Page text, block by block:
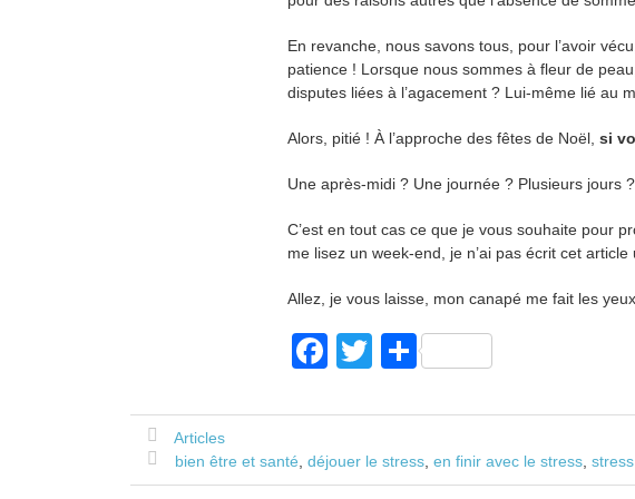
En revanche, nous savons tous, pour l’avoir
patience ! Lorsque nous sommes à fleur de
disputes liées à l’agacement ? Lui-même lié au
Alors, pitié ! À l’approche des fêtes de Noël,si
Une après-midi ? Une journée ? Plusieurs jours
C’est en tout cas ce que je vous souhaite pour
me lisez un week-end, je n’ai pas écrit cet article
Allez, je vous laisse, mon canapé me fait les
F
c
e
T
tt
er
P
ta
g
Articles
bien être et santé déjouer le stress en finir avec le stress stress